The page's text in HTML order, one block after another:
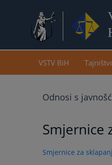
VSTV BiH
Odnosi s
Smjernice
Smjernice za